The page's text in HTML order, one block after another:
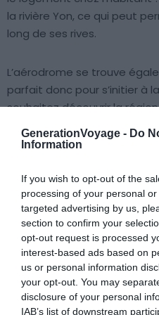
GenerationVoyage - Do
Information
If you wish to opt-out of the
processing of your personal
targeted advertising by us,
section to confirm your
opt-out request is processed
interest-based ads based on
us or personal information
your opt-out. You may
disclosure of your personal
IAB’s list of downstream
la rivière Yon, ce qui peut
long de ses rives.
L’aérodrome se trouve
parfait donc pour s’initier à
souhaitez découvrir la
Courtaisière
Pont Morineau